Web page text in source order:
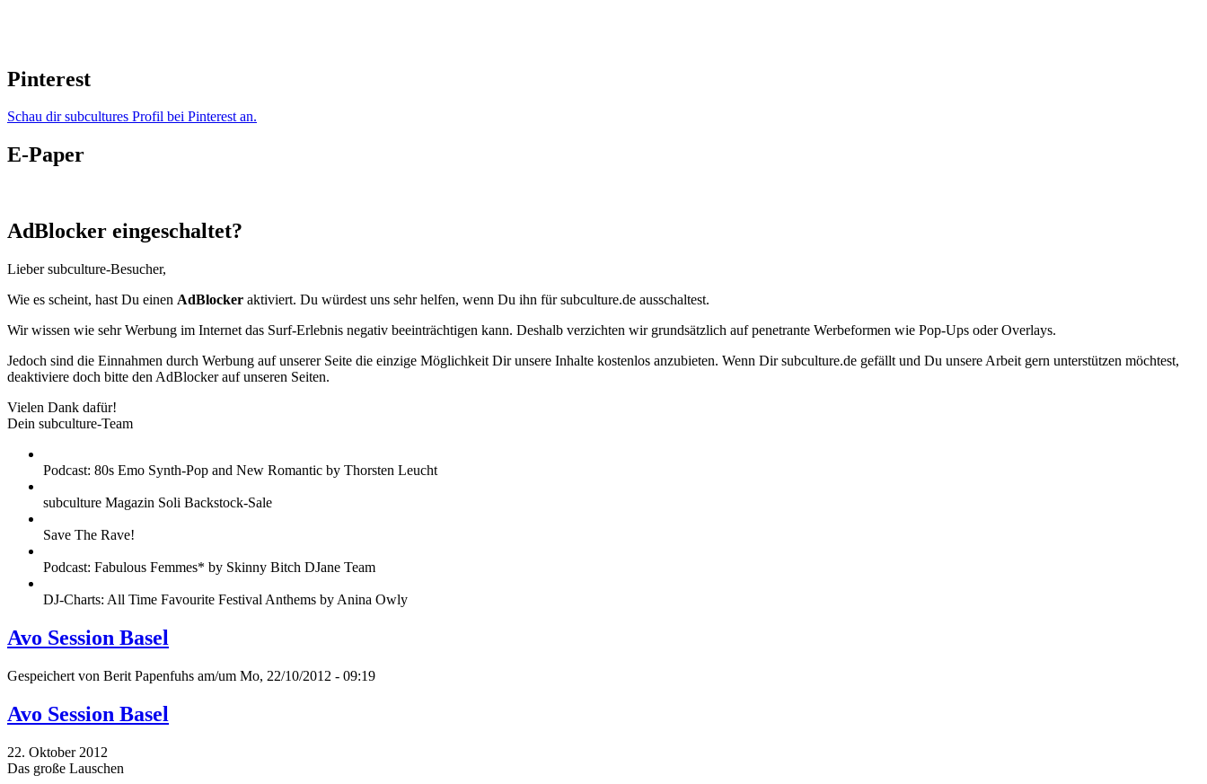
Pinterest
Schau dir subcultures Profil bei Pinterest an.
E-Paper
AdBlocker eingeschaltet?
Lieber subculture-Besucher,
Wie es scheint, hast Du einen AdBlocker aktiviert. Du würdest uns sehr helfen, wenn Du ihn für subculture.de ausschaltest.
Wir wissen wie sehr Werbung im Internet das Surf-Erlebnis negativ beeinträchtigen kann. Deshalb verzichten wir grundsätzlich auf penetrante Werbeformen wie Pop-Ups oder Overlays.
Jedoch sind die Einnahmen durch Werbung auf unserer Seite die einzige Möglichkeit Dir unsere Inhalte kostenlos anzubieten. Wenn Dir subculture.de gefällt und Du unsere Arbeit gern unterstützen möchtest,
deaktiviere doch bitte den AdBlocker auf unseren Seiten.
Vielen Dank dafür!
Dein subculture-Team
Podcast: 80s Emo Synth-Pop and New Romantic by Thorsten Leucht
subculture Magazin Soli Backstock-Sale
Save The Rave!
Podcast: Fabulous Femmes* by Skinny Bitch DJane Team
DJ-Charts: All Time Favourite Festival Anthems by Anina Owly
Avo Session Basel
Gespeichert von Berit Papenfuhs am/um Mo, 22/10/2012 - 09:19
Avo Session Basel
22. Oktober 2012
Das große Lauschen